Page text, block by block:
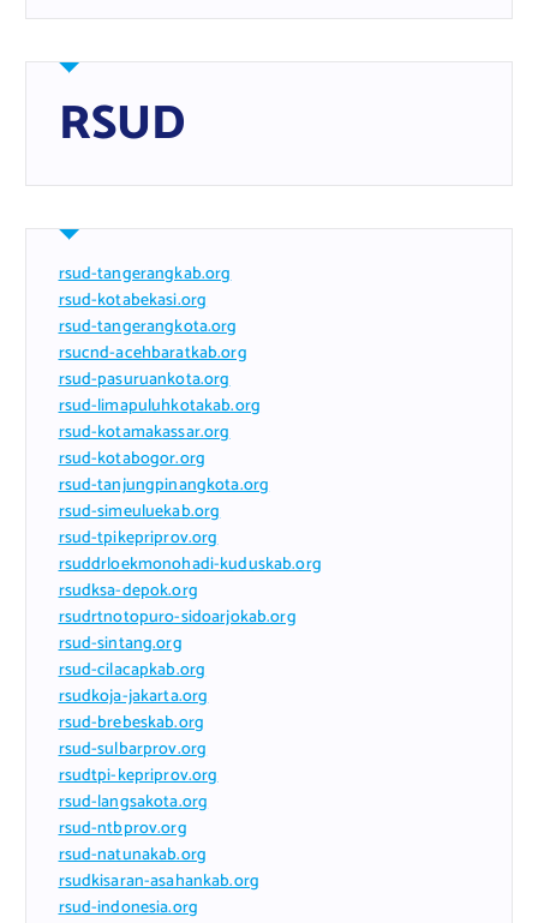
RSUD
rsud-tangerangkab.org
rsud-kotabekasi.org
rsud-tangerangkota.org
rsucnd-acehbaratkab.org
rsud-pasuruankota.org
rsud-limapuluhkotakab.org
rsud-kotamakassar.org
rsud-kotabogor.org
rsud-tanjungpinangkota.org
rsud-simeuluekab.org
rsud-tpikepriprov.org
rsuddrloekmonohadi-kuduskab.org
rsudksa-depok.org
rsudrtnotopuro-sidoarjokab.org
rsud-sintang.org
rsud-cilacapkab.org
rsudkoja-jakarta.org
rsud-brebeskab.org
rsud-sulbarprov.org
rsudtpi-kepriprov.org
rsud-langsakota.org
rsud-ntbprov.org
rsud-natunakab.org
rsudkisaran-asahankab.org
rsud-indonesia.org